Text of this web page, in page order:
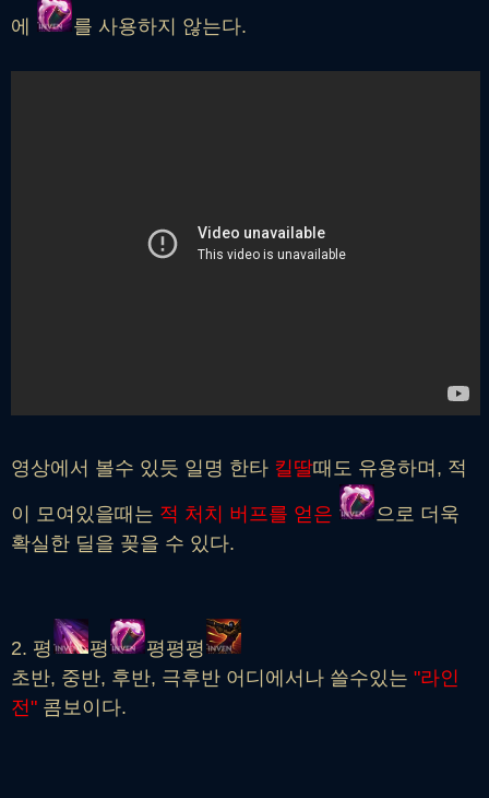
에 를 사용하지 않는다.
영상에서 볼수 있듯 일명 한타 킬딸때도 유용하며, 적
이 모여있을때는 적 처치 버프를 얻은
으로 더욱
확실한 딜을 꽂을 수 있다.
2. 평 평
평평평
초반, 중반, 후반, 극후반 어디에서나 쓸수있는 "라인
전" 콤보이다.